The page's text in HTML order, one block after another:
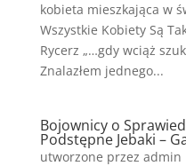
kobieta mieszkająca w
Wszystkie Kobiety Są
Rycerz „…gdy wciąż
Znalazłem jednego...
Bojownicy o
Podstępne Jebaki –
utworzone przez admin